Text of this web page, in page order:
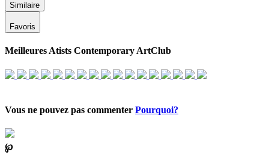
Similaire
Favoris
Meilleures Atists Contemporary ArtClub
Vous ne pouvez pas commenter Pourquoi?
℘